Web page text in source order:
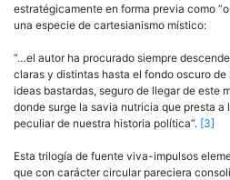
estratégicamente en forma previa como
una especie de cartesianismo místico:
“…el autor ha procurado siempre
claras y distintas hasta el fondo oscuro
ideas bastardas, seguro de llegar de este
donde surge la savia nutricia que presta
peculiar de nuestra historia política”. [3]
Esta trilogía de fuente viva-impulsos
que con carácter circular pareciera